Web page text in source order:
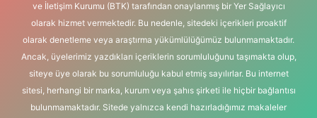
ve İletişim Kurumu (BTK) tarafından onaylanmış bir Yer Sağlayıcı
olarak hizmet vermektedir. Bu nedenle, sitedeki içerikleri proaktif
olarak denetleme veya araştırma yükümlülüğümüz bulunmamaktadır.
Ancak, üyelerimiz yazdıkları içeriklerin sorumluluğunu taşımakta olup,
siteye üye olarak bu sorumluluğu kabul etmiş sayılırlar. Bu internet
sitesi, herhangi bir marka, kurum veya şahıs şirketi ile hiçbir bağlantısı
bulunmamaktadır. Sitede yalnızca kendi hazırladığımız makaleler